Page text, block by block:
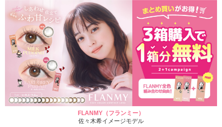
FLANMY（フランミー）
佐々木希イメージモデル